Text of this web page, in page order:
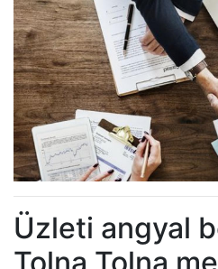
Üzleti angyal